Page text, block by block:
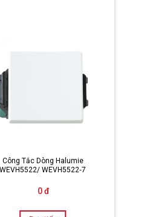
Công Tắc Dòng Halumie
WEVH5522/ WEVH5522‑7
0 đ